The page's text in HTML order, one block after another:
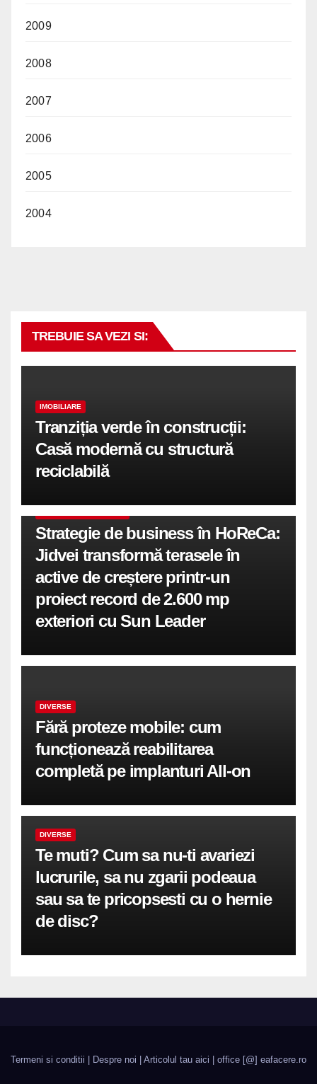
2009
2008
2007
2006
2005
2004
TREBUIE SA VEZI SI:
IMOBILIARE
Tranziția verde în construcții:
Casă modernă cu structură
reciclabilă
Strategie de business în HoReCa:
Jidvei transformă terasele în
active de creștere printr-un
proiect record de 2.600 mp
exteriori cu Sun Leader
DIVERSE
Fără proteze mobile: cum
funcționează reabilitarea
completă pe implanturi All-on
DIVERSE
Te muti? Cum sa nu-ti avariezi
lucrurile, sa nu zgarii podeaua
sau sa te pricopsesti cu o hernie
de disc?
Termeni si conditii Despre noi Articolul tau aici | office [@] eafacere.ro